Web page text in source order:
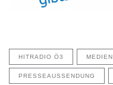
HITRADIO Ö3 MEDIEN
PRESSEAUSSENDUNG